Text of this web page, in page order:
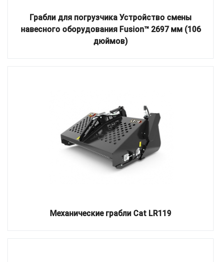
Грабли для погрузчика Устройство смены
навесного оборудования Fusion™ 2697 мм (106
дюймов)
Механические грабли Cat LR119